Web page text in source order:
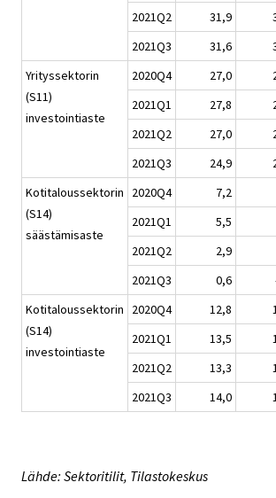
2021Q2
31,9
2021Q3
31,6
Yrityssektorin
(S11)
investointiaste
2020Q4 27,0
2021Q1
27,8
2021Q2
27,0
2021Q3
24,9
Kotitaloussektorin
(S14)
säästämisaste
2020Q4 7,2
2021Q1
5,5
2021Q2
2,9
2021Q3
0,6
Kotitaloussektorin
(S14)
investointiaste
2020Q4 12,8
2021Q1
13,5
2021Q2
13,3
2021Q3
14,0
Lähde: Sektoritilit, Tilastokeskus